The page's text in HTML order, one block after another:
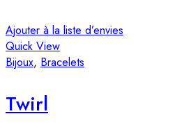
Ajouter à la liste d’envies
Quick View
Bijoux, Bracelets
Twirl